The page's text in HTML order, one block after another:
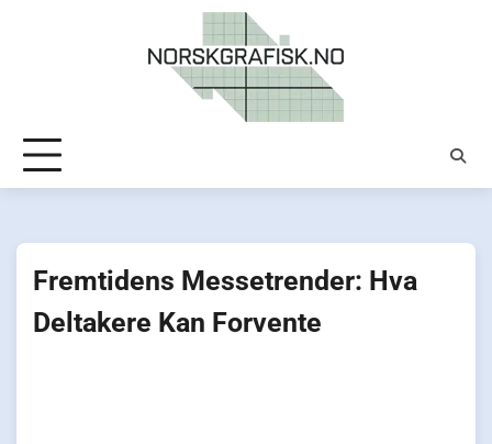
Fremtidens Messetrender: Hva
Deltakere Kan Forvente